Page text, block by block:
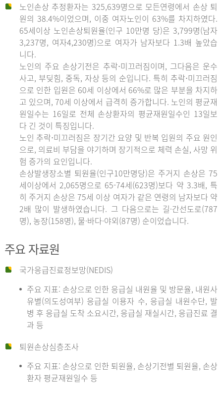
노인손상 추정환자는 325,639명으로 모든연령에서 손상 퇴
원의 38.4%이었으며, 이중 여자노인이 63%를 차지하였다.
65세이상 노인손상퇴원율(인구 10만명 당)은 3,799명(남자
3,237명, 여자4,230명)으로 여자가 남자보다 1.3배 높았습
니다.
노인의 주요 손상기전은 추락⋅미끄러짐이며, 그다음은 운수
사고, 부딪힘, 중독, 자상 등의 순입니다. 특히 추락⋅미끄러짐
으로 인한 입원은 60세 이상에서 66%로 많은 부분을 차지하
고 있으며, 70세 이상에서 급격히 증가합니다. 노인의 평균재
원일수는 16일로 전체 손상환자의 평균재원일수인 13일보
다 긴 것이 특징입니다.
노인 추락⋅미끄러짐은 장기간 요양 및 반복 입원의 주요 원인
으로, 의료비 부담을 야기하며 장기적으로 체력 손실, 사망 위
험 증가의 요인입니다.
손상발생장소별 퇴원율(인구10만명당)은 주거지 손상은 75
세이상에서 2,065명으로 65-74세(623명)보다 약 3.3배, 특
히 주거지 손상은 75세 이상 여자가 같은 연령의 남자보다 약
2배 많이 발생하였습니다. 그 다음으로는 길·간선도로(787
명), 농장(158명), 물·바다·야외(87명) 순이었습니다.
주요 자료원
국가응급진료정보망(NEDIS)
주요 지표: 손상으로 인한 응급실 내원율 및 방문율, 내원사
유별(의도성여부) 응급실 이용자 수, 응급실 내원수단, 발
병 후 응급실 도착 소요시간, 응급실 재실시간, 응급진료 결
과 등
퇴원손상심층조사
주요 지표: 손상으로 인한 퇴원율, 손상기전별 퇴원율, 손상
환자 평균재원일수 등